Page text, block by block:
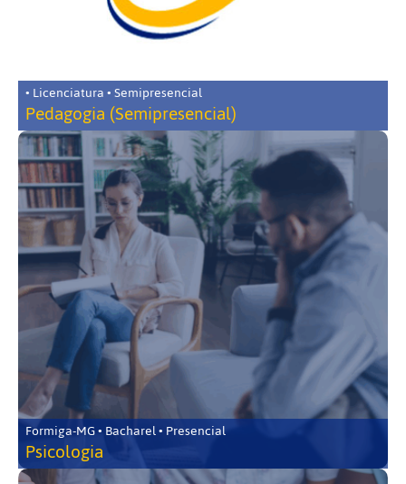
• Licenciatura • Semipresencial
Pedagogia (Semipresencial)
Formiga-MG • Bacharel • Presencial
Psicologia